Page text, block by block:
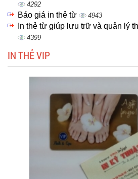
4292
Báo giá in thẻ từ 4943
In thẻ từ giúp lưu trữ và quản lý
4399
IN THẺ VIP